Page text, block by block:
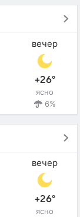
вечер
+26°
ясно
6%
вечер
+26°
ясно